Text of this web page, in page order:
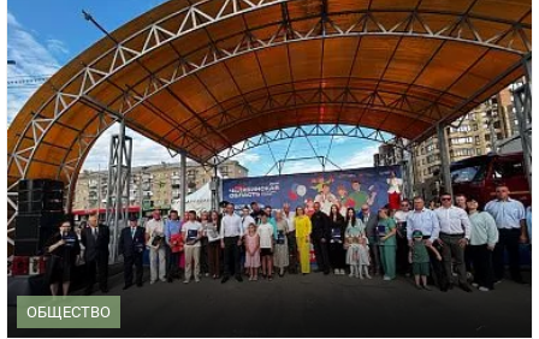
ОБЩЕСТВО